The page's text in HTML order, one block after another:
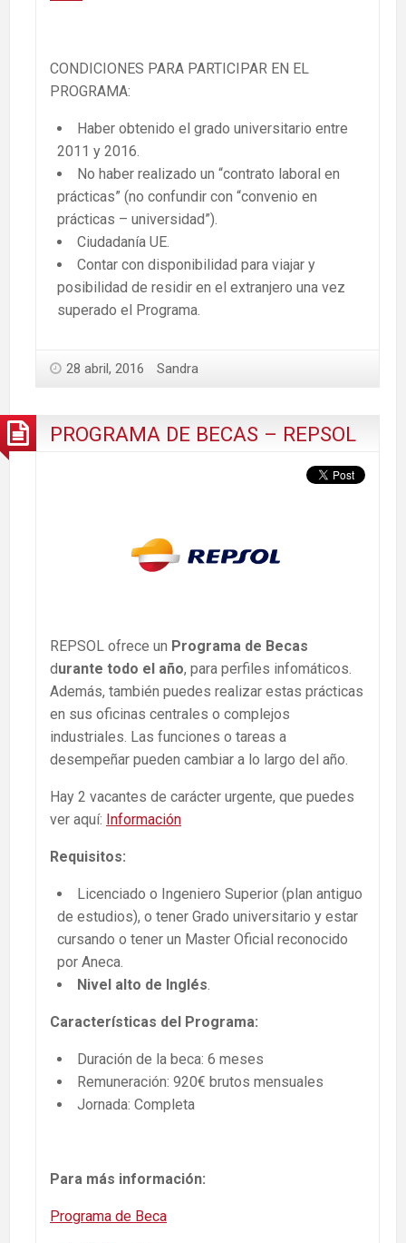
CONDICIONES PARA PARTICIPAR EN EL
PROGRAMA:
Haber obtenido el grado universitario entre
2011 y 2016.
No haber realizado un “contrato laboral en
prácticas” (no confundir con “convenio en
prácticas – universidad”).
Ciudadanía UE.
Contar con disponibilidad para viajar y
posibilidad de residir en el extranjero una vez
superado el Programa.
28 abril, 2016 Sandra
PROGRAMA DE BECAS – REPSOL
REPSOL ofrece un Programa de Becas
durante todo el año, para perfiles infomáticos.
Además, también puedes realizar estas prácticas
en sus oficinas centrales o complejos
industriales. Las funciones o tareas a
desempeñar pueden cambiar a lo largo del año.
Hay 2 vacantes de carácter urgente, que puedes
ver aquí: Información
Requisitos:
Licenciado o Ingeniero Superior (plan antiguo
de estudios), o tener Grado universitario y estar
cursando o tener un Master Oficial reconocido
por Aneca.
Nivel alto de Inglés.
Características del Programa:
Duración de la beca: 6 meses
Remuneración: 920€ brutos mensuales
Jornada: Completa
Para más información:
Programa de Beca